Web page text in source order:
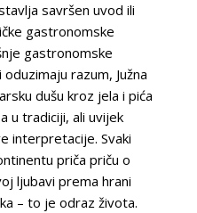
savršen uvod ili
gastronomske
gastronomske
razum, Južna
dušu kroz jela i pića
u tradiciji, ali uvijek
interpretacije. Svaki
priča priču o
ljubavi prema hrani
– to je odraz života.